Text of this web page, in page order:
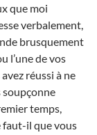
que moi
verbalement,
brusquement
l’une de vos
réussi à ne
soupçonne
temps,
faut-il que vous